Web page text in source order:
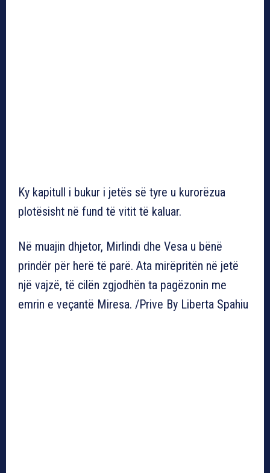
Ky kapitull i bukur i jetës së tyre u kurorëzua
plotësisht në fund të vitit të kaluar.
Në muajin dhjetor, Mirlindi dhe Vesa u bënë
prindër për herë të parë. Ata mirëpritën në jetë
një vajzë, të cilën zgjodhën ta pagëzonin me
emrin e veçantë Miresa. /Prive By Liberta Spahiu